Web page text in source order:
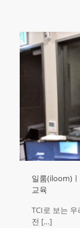
일룸(iloom)
교육
TCI로 보는
전 […]